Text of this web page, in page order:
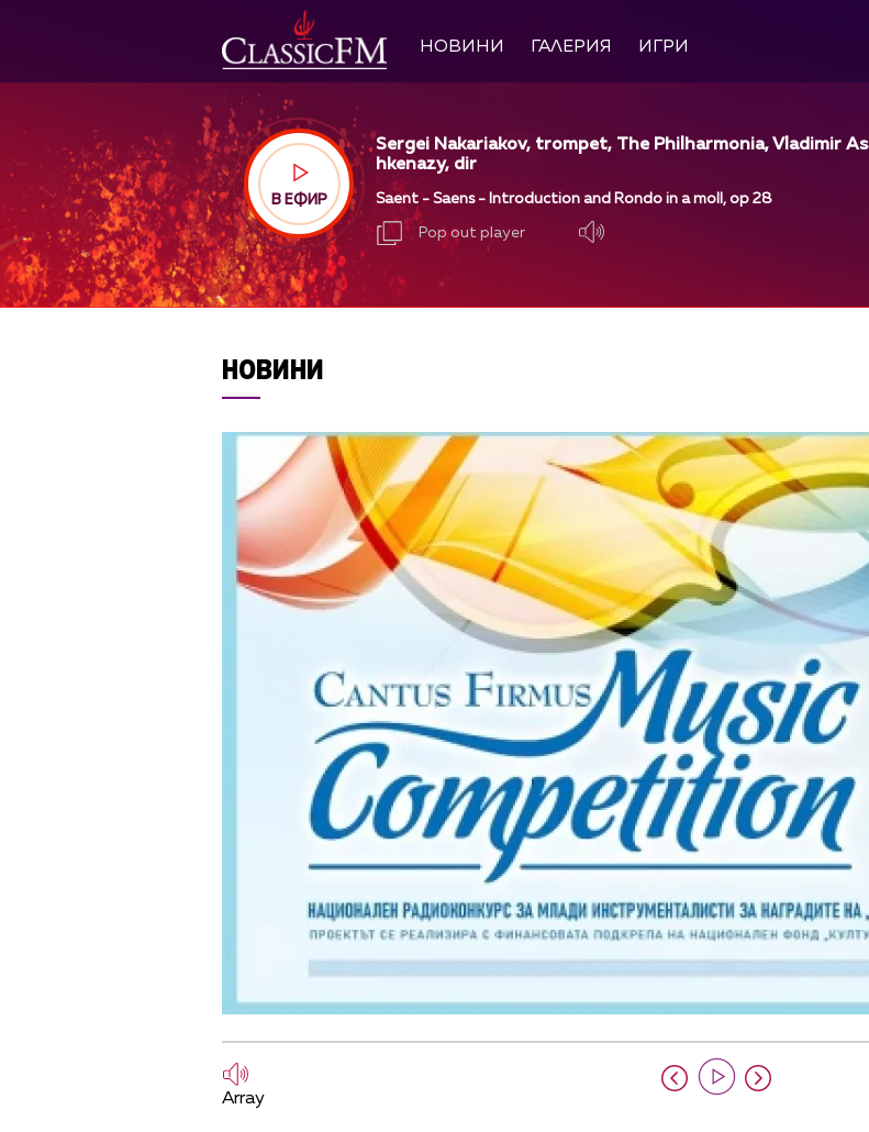
НОВИНИ ГАЛЕРИЯ ИГРИ
В ЕФИР
Sergei Nakariakov, trompet, The Philharmonia, Vladimir As
hkenazy, dir
Saent - Saens - Introduction and Rondo in a moll, op 28
Pop out player
НОВИНИ
Array